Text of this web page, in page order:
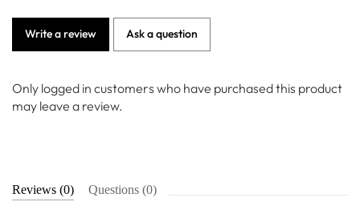
Write a review Ask a question
Only logged in customers who have purchased this product
may leave a review.
Reviews (0) Questions (0)